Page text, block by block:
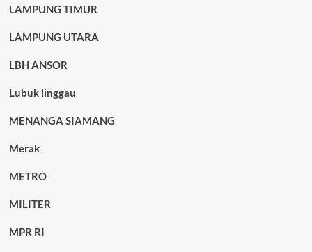
LAMPUNG TIMUR
LAMPUNG UTARA
LBH ANSOR
Lubuk linggau
MENANGA SIAMANG
Merak
METRO
MILITER
MPR RI